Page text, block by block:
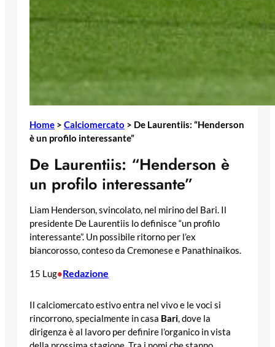
Home > Calciomercato > De Laurentiis: “Henderson
è un profilo interessante”
De Laurentiis: “Henderson è
un profilo interessante”
Liam Henderson, svincolato, nel mirino del Bari. Il
presidente De Laurentiis lo definisce “un profilo
interessante”. Un possibile ritorno per l’ex
biancorosso, conteso da Cremonese e Panathinaikos.
15 Lug•Redazione
Il calciomercato estivo entra nel vivo e le voci si
rincorrono, specialmente in casa Bari, dove la
dirigenza è al lavoro per definire l’organico in vista